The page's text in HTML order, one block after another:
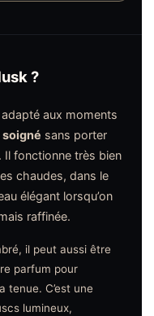
?
aux moments
soigné sans porter
fonctionne très bien
chaudes, dans le
élégant lorsqu’on
raffinée.
il peut aussi être
parfum pour
C’est une
lumineux,